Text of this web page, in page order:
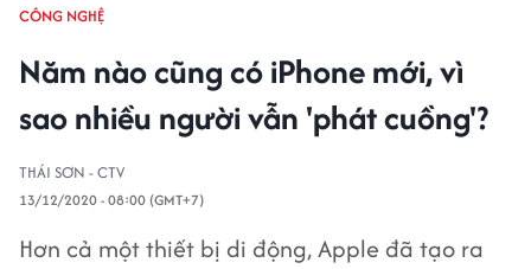
CÔNG NGHỆ
Năm nào cũng có iPhone mới, vì
sao nhiều người vẫn 'phát cuồng'?
THÁI SƠN - CTV
13/12/2020 - 08:00 (GMT+7)
Hơn cả một thiết bị di động, Apple đã tạo ra